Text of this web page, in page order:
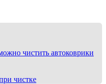
чистить автоковрики
чистке